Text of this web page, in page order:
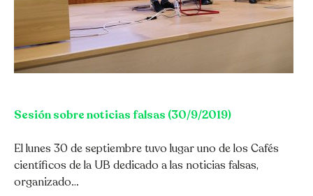
Sesión sobre noticias falsas (30/9/2019)
El lunes 30 de septiembre tuvo lugar uno de los Cafés
científicos de la UB dedicado a las noticias falsas,
organizado…